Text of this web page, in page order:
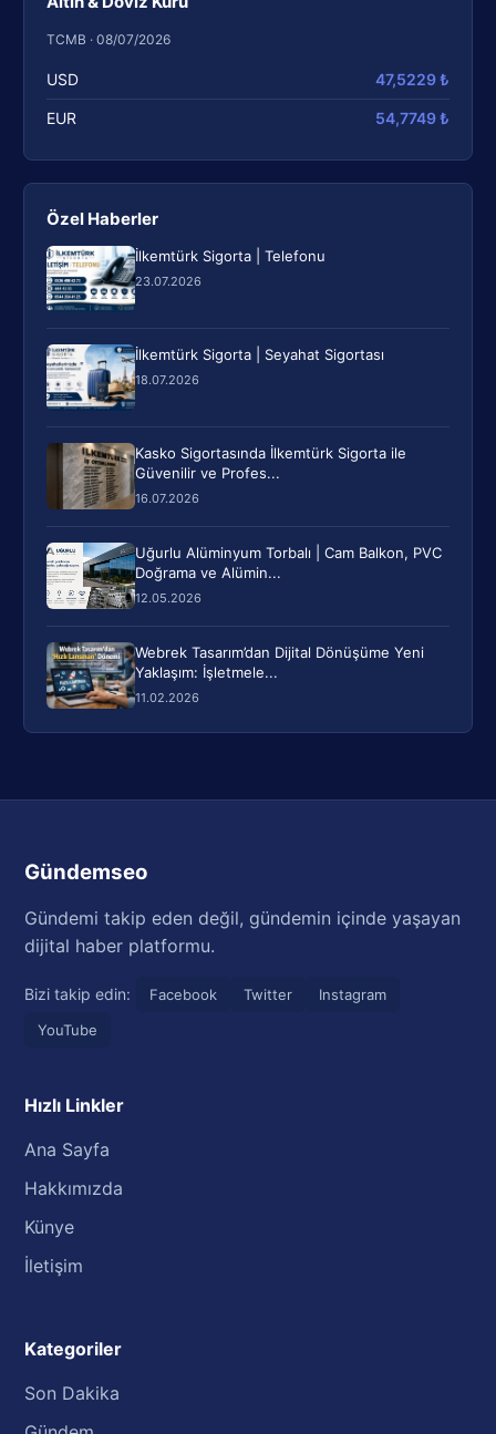
TCMB · 08/07/2026
USD 47,5229 ₺
EUR 54,7749 ₺
Özel Haberler
İlkemtürk Sigorta | Telefonu
23.07.2026
İlkemtürk Sigorta | Seyahat Sigortası
18.07.2026
Kasko Sigortasında İlkemtürk Sigorta ile
Güvenilir ve Profes...
16.07.2026
Uğurlu Alüminyum Torbalı | Cam Balkon, PVC
Doğrama ve Alümin...
12.05.2026
Webrek Tasarım’dan Dijital Dönüşüme Yeni
Yaklaşım: İşletmele...
11.02.2026
Gündemseo
Gündemi takip eden değil, gündemin içinde yaşayan
dijital haber platformu.
Bizi takip edin: Facebook Twitter
Instagram
YouTube
Hızlı Linkler
Ana Sayfa
Hakkımızda
Künye
İletişim
Kategoriler
Son Dakika